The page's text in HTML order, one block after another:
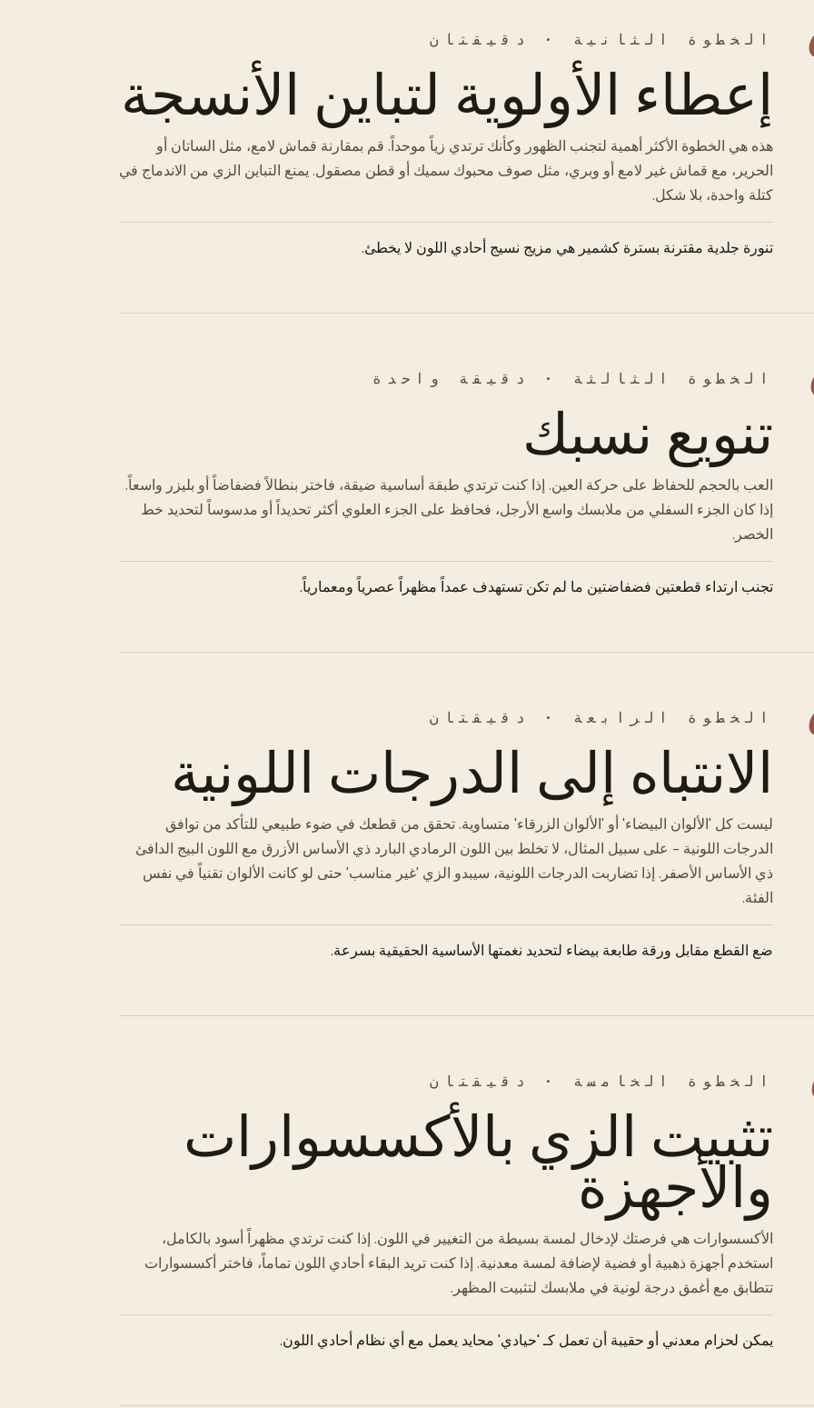
الخطوة الثانية · دقيقتان
إعطاء الأولوية لتباين الأنسجة
هذه هي الخطوة الأكثر أهمية لتجنب الظهور وكأنك ترتدي زياً موحداً. قم بمقارنة قماش لامع، مثل الساتان أو
الحرير، مع قماش غير لامع أو وبري، مثل صوف محبوك سميك أو قطن مصقول. يمنع التباين الزي من الاندماج في
كتلة واحدة، بلا شكل.
تنورة جلدية مقترنة بسترة كشمير هي مزيج نسيج أحادي اللون لا يخطئ.
الخطوة الثالثة · دقيقة واحدة
تنويع نسبك
العب بالحجم للحفاظ على حركة العين. إذا كنت ترتدي طبقة أساسية ضيقة، فاختر بنطالاً فضفاضاً أو بليزر واسعاً.
إذا كان الجزء السفلي من ملابسك واسع الأرجل، فحافظ على الجزء العلوي أكثر تحديداً أو مدسوساً لتحديد خط
الخصر.
تجنب ارتداء قطعتين فضفاضتين ما لم تكن تستهدف عمداً مظهراً عصرياً ومعمارياً.
الخطوة الرابعة · دقيقتان
الانتباه إلى الدرجات اللونية
ليست كل 'الألوان البيضاء' أو 'الألوان الزرقاء' متساوية. تحقق من قطعك في ضوء طبيعي للتأكد من توافق
الدرجات اللونية - على سبيل المثال، لا تخلط بين اللون الرمادي البارد ذي الأساس الأزرق مع اللون البيج الدافئ
ذي الأساس الأصفر. إذا تضاربت الدرجات اللونية، سيبدو الزي 'غير مناسب' حتى لو كانت الألوان تقنياً في نفس
الفئة.
ضع القطع مقابل ورقة طابعة بيضاء لتحديد نغمتها الأساسية الحقيقية بسرعة.
الخطوة الخامسة · دقيقتان
تثبيت الزي بالأكسسوارات
والأجهزة
الأكسسوارات هي فرصتك لإدخال لمسة بسيطة من التغيير في اللون. إذا كنت ترتدي مظهراً أسود بالكامل،
استخدم أجهزة ذهبية أو فضية لإضافة لمسة معدنية. إذا كنت تريد البقاء أحادي اللون تماماً، فاختر أكسسوارات
تتطابق مع أغمق درجة لونية في ملابسك لتثبيت المظهر.
يمكن لحزام معدني أو حقيبة أن تعمل كـ 'حيادي' محايد يعمل مع أي نظام أحادي اللون.